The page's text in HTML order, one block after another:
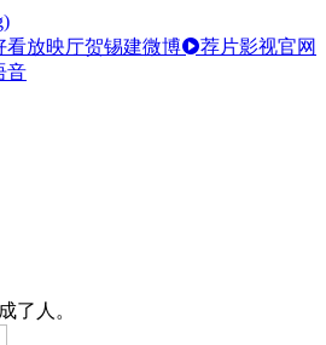
看放映厅贺锡建微博
荐片影视官网
音
了人。